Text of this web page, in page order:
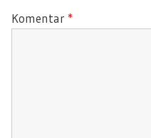
T
:
Komentar *